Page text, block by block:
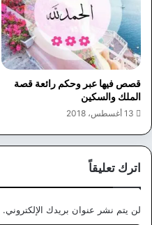
قصص فيها عبر وحكم رائعة قصة
الملك والسكين
13 أغسطس، 2018
اترك تعليقاً
لن يتم نشر عنوان بريدك الإلكتروني.